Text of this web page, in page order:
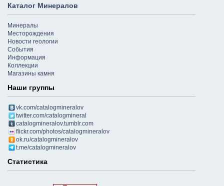
Каталог Минералов
Минералы
Месторождения
Новости геологии
События
Информация
Коллекции
Магазины камня
Наши группы
vk.com/catalogmineralov
twitter.com/catalogmineral
catalogmineralov.tumblr.com
flickr.com/photos/catalogmineralov
ok.ru/catalogmineralov
t.me/catalogmineralov
Статистика